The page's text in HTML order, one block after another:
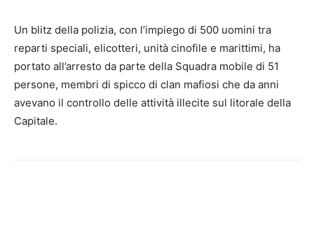
Un blitz della polizia, con l’impiego di 500 uomini tra
reparti speciali, elicotteri, unità cinofile e marittimi, ha
portato all’arresto da parte della Squadra mobile di 51
persone, membri di spicco di clan mafiosi che da anni
avevano il controllo delle attività illecite sul litorale della
Capitale.